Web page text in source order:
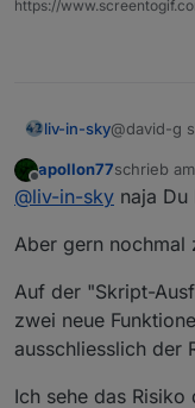
https://
liv-in-sky@david-g
@
Hey,
Hätten
apollon77
möchte
für
Offline
apollon77schrieb am
zuletzt
@liv-in-sky naja Du
Aber gern nochmal
Auf der "Skript-
zwei neue
ausschliesslich der
Ich sehe das